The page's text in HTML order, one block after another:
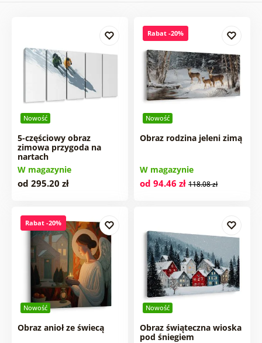
Nowość
5-częściowy obraz
zimowa przygoda na
nartach
W magazynie
od 295.20 zł
Nowość
Rabat -20%
Obraz rodzina jeleni zimą
W magazynie
od 94.46 zł 118.08 zł
Nowość
Rabat -20%
Obraz anioł ze świecą
Nowość
Obraz świąteczna wioska
pod śniegiem